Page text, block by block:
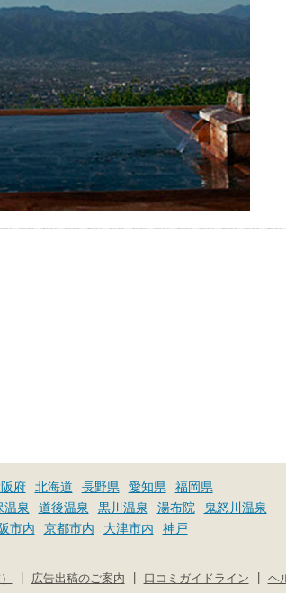
府 北海道 長野県 愛知県
福岡県
温泉 道後温泉 黒川温泉 湯布院
鬼怒川温泉
市内 京都市内 大津市内
神戸
ヘ
口コミガイドライン
広告出稿のご案内